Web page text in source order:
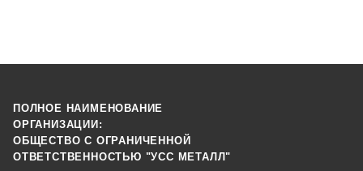
ПОЛНОЕ НАИМЕНОВАНИЕ
ОРГАНИЗАЦИИ:
ОБЩЕСТВО С ОГРАНИЧЕННОЙ
ОТВЕТСТВЕННОСТЬЮ "УСС МЕТАЛЛ"